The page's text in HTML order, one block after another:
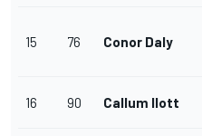
15 76 Conor Daly
16 90 Callum Ilott